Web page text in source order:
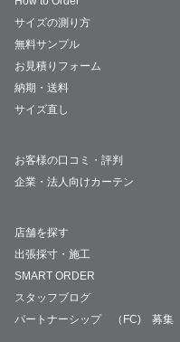
サイズの測り方
無料サンプル
お見積りフォーム
納期・送料
サイズ直し
お客様の口コミ・評判
企業・法人向けカーテン
店舗を探す
出張採寸・施工
SMART ORDER
スタッフブログ
パートナーシップ （FC) 募集